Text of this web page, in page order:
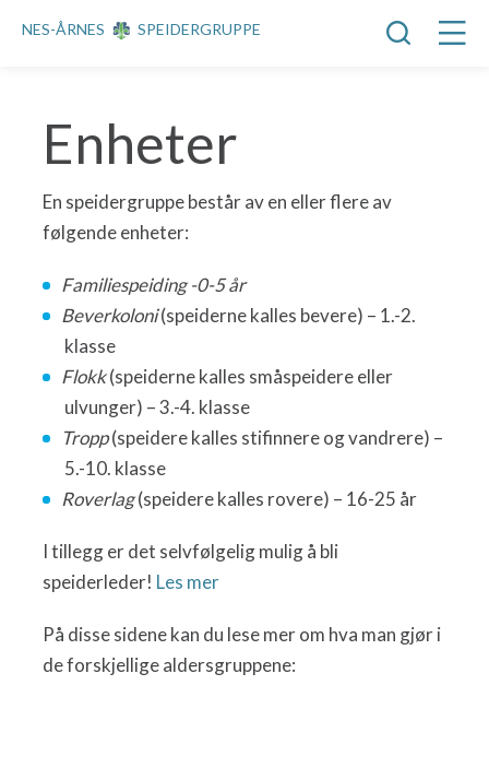
NES-ÅRNES SPEIDERGRUPPE
Enheter
En speidergruppe består av en eller flere av
følgende enheter:
Familiespeiding -0-5 år
Beverkoloni(speiderne kalles bevere) – 1.-2.
klasse
Flokk(speiderne kalles småspeidere eller
ulvunger) – 3.-4. klasse
Tropp(speidere kalles stifinnere og vandrere) –
5.-10. klasse
Roverlag(speidere kalles rovere) – 16-25 år
I tillegg er det selvfølgelig mulig å bli
speiderleder! Les mer
På disse sidene kan du lese mer om hva man gjør i
de forskjellige aldersgruppene: